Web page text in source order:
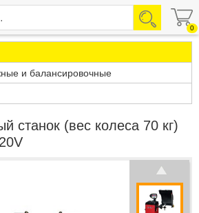
0
и балансировочные
станок (вес колеса 70 кг)